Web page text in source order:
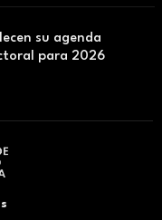
su agenda
para 2026